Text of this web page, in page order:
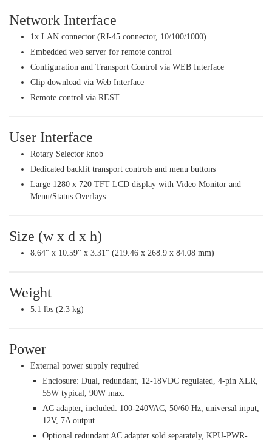
Network Interface
1x LAN connector (RJ-45 connector, 10/100/1000)
Embedded web server for remote control
Configuration and Transport Control via WEB Interface
Clip download via Web Interface
Remote control via REST
User Interface
Rotary Selector knob
Dedicated backlit transport controls and menu buttons
Large 1280 x 720 TFT LCD display with Video Monitor and
Menu/Status Overlays
Size (w x d x h)
8.64" x 10.59" x 3.31" (219.46 x 268.9 x 84.08 mm)
Weight
5.1 lbs (2.3 kg)
Power
External power supply required
Enclosure: Dual, redundant, 12-18VDC regulated, 4-pin XLR,
55W typical, 90W max.
AC adapter, included: 100-240VAC, 50/60 Hz, universal input,
12V, 7A output
Optional redundant AC adapter sold separately, KPU-PWR-